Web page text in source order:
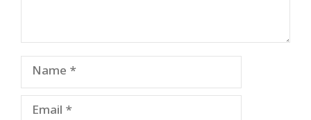
Name
Email